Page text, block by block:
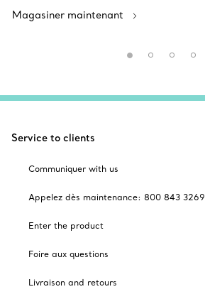
Magasiner maintenant
Service to clients
Communiquer with us
Appelez dès maintenance: 800 843 3269
Enter the product
Foire aux questions
Livraison and retours